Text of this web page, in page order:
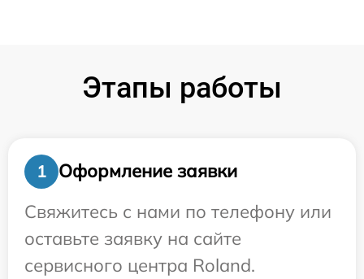
Этапы работы
1
Оформление заявки
Свяжитесь с нами по телефону или
оставьте заявку на сайте
сервисного центра Roland.